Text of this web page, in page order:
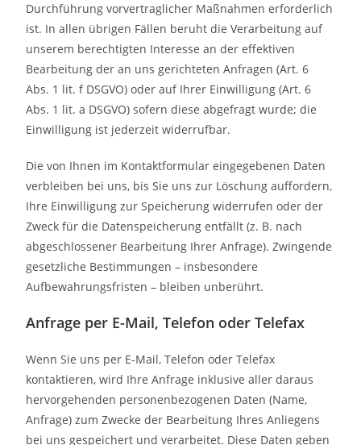
Durchführung vorvertraglicher Maßnahmen erforderlich
ist. In allen übrigen Fällen beruht die Verarbeitung auf
unserem berechtigten Interesse an der effektiven
Bearbeitung der an uns gerichteten Anfragen (Art. 6
Abs. 1 lit. f DSGVO) oder auf Ihrer Einwilligung (Art. 6
Abs. 1 lit. a DSGVO) sofern diese abgefragt wurde; die
Einwilligung ist jederzeit widerrufbar.
Die von Ihnen im Kontaktformular eingegebenen Daten
verbleiben bei uns, bis Sie uns zur Löschung auffordern,
Ihre Einwilligung zur Speicherung widerrufen oder der
Zweck für die Datenspeicherung entfällt (z. B. nach
abgeschlossener Bearbeitung Ihrer Anfrage). Zwingende
gesetzliche Bestimmungen – insbesondere
Aufbewahrungsfristen – bleiben unberührt.
Anfrage per E-Mail, Telefon oder Telefax
Wenn Sie uns per E-Mail, Telefon oder Telefax
kontaktieren, wird Ihre Anfrage inklusive aller daraus
hervorgehenden personenbezogenen Daten (Name,
Anfrage) zum Zwecke der Bearbeitung Ihres Anliegens
bei uns gespeichert und verarbeitet. Diese Daten geben